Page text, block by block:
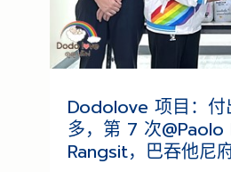
Dodolove 项目：付
多，第 7 次
Rangsit，巴吞他尼